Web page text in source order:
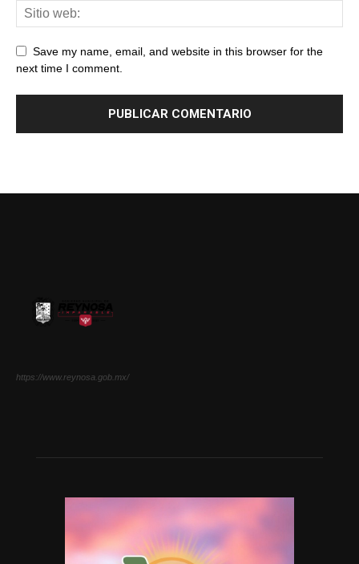
Save my name, email, and website in this browser for the
next time I comment.
https://www.reynosa.gob.mx/